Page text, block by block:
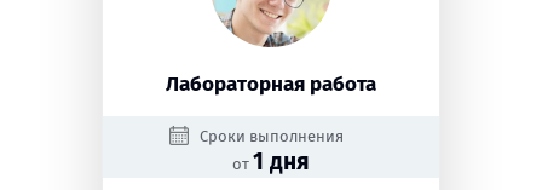
Лабораторная работа
Сроки выполнения
от 1 дня